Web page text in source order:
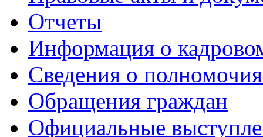
Отчеты
Информация о
Сведения о
Обращения граждан
Официальные